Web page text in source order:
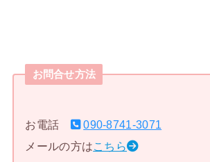
お問合せ方法
お電話
090-8741-3071
メールの方はこちら